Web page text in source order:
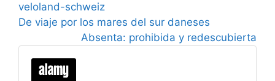
veloland-schweiz
De viaje por los mares del sur daneses
Absenta: prohibida y redescubierta